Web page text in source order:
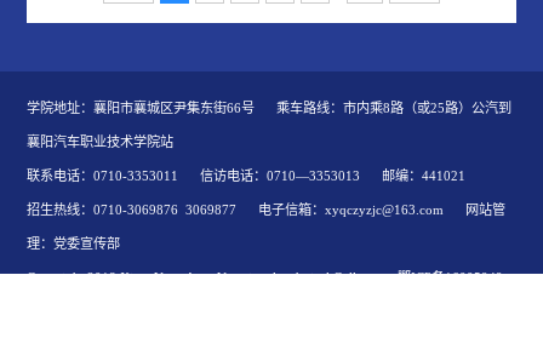
学院地址：襄阳市襄城区尹集东街66号 乘车路线：市内乘8路（或25路）公汽到
襄阳汽车职业技术学院站
联系电话：0710-3353011 信访电话：0710—3353013 邮编：441021
招生热线：0710-3069876 3069877 电子信箱：xyqczyzjc@163.com 网站管
理：党委宣传部
Copyright 2018 XiangYang Auto Vocational technical College 鄂ICP备16005949